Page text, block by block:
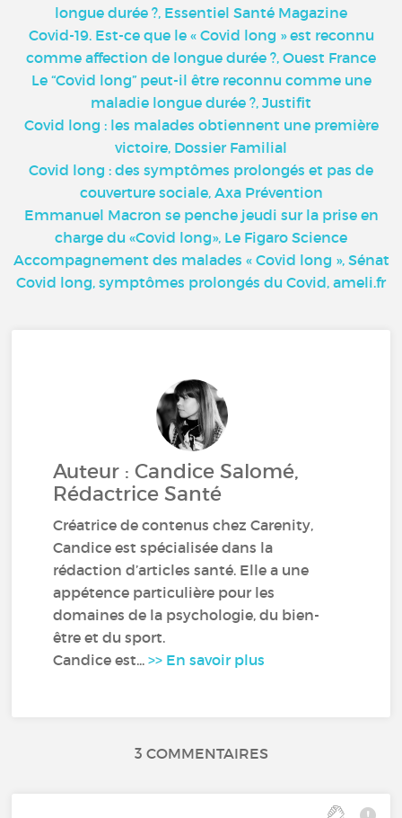
longue durée ?, Essentiel Santé Magazine
Covid-19. Est-ce que le « Covid long » est reconnu
comme affection de longue durée ?, Ouest France
Le “Covid long” peut-il être reconnu comme une
maladie longue durée ?, Justifit
Covid long : les malades obtiennent une première
victoire, Dossier Familial
Covid long : des symptômes prolongés et pas de
couverture sociale, Axa Prévention
Emmanuel Macron se penche jeudi sur la prise en
charge du «Covid long», Le Figaro Science
Accompagnement des malades « Covid long », Sénat
Covid long, symptômes prolongés du Covid, ameli.fr
Auteur : Candice Salomé,
Rédactrice Santé
Créatrice de contenus chez Carenity,
Candice est spécialisée dans la
rédaction d’articles santé. Elle a une
appétence particulière pour les
domaines de la psychologie, du bien-
être et du sport.
Candice est...>> En savoir plus
3 COMMENTAIRES